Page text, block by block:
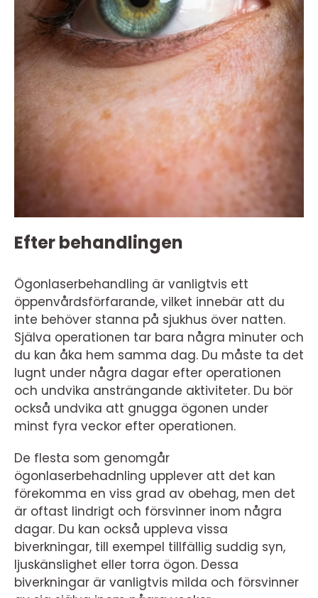
Efter behandlingen
Ögonlaserbehandling är vanligtvis ett
öppenvårdsförfarande, vilket innebär att du
inte behöver stanna på sjukhus över natten.
Själva operationen tar bara några minuter och
du kan åka hem samma dag. Du måste ta det
lugnt under några dagar efter operationen
och undvika ansträngande aktiviteter. Du bör
också undvika att gnugga ögonen under
minst fyra veckor efter operationen.
De flesta som genomgår
ögonlaserbehadnling upplever att det kan
förekomma en viss grad av obehag, men det
är oftast lindrigt och försvinner inom några
dagar. Du kan också uppleva vissa
biverkningar, till exempel tillfällig suddig syn,
ljuskänslighet eller torra ögon. Dessa
biverkningar är vanligtvis milda och försvinner